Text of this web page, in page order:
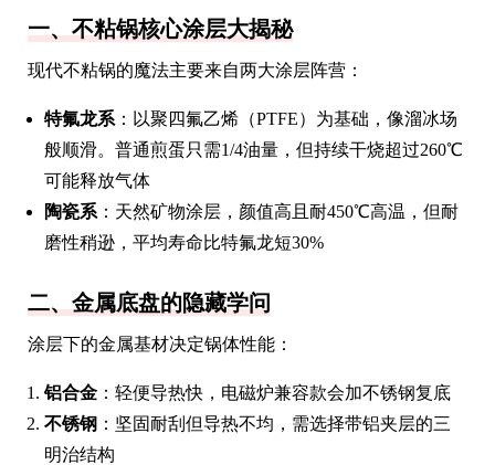
一、不粘锅核心涂层大揭秘
现代不粘锅的魔法主要来自两大涂层阵营：
特氟龙系 ：以聚四氟乙烯（PTFE）为基础，像溜冰场
般顺滑。普通煎蛋只需1/4油量，但持续干烧超过260℃
可能释放气体
陶瓷系 ：天然矿物涂层，颜值高且耐450℃高温，但耐
磨性稍逊，平均寿命比特氟龙短30%
二、金属底盘的隐藏学问
涂层下的金属基材决定锅体性能：
铝合金 ：轻便导热快，电磁炉兼容款会加不锈钢复底
不锈钢 ：坚固耐刮但导热不均，需选择带铝夹层的三
明治结构